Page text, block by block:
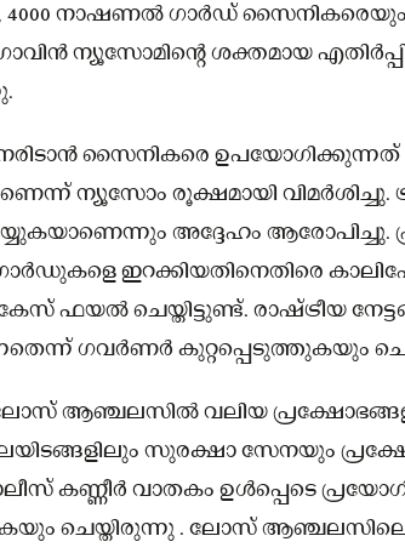
നാഷണൽ ഗാർഡ് സൈനികരെയും
ന്യൂസോമിന്റെ ശക്തമായ
സൈനികരെ
ന്യൂസോം രൂക്ഷമായി വിമർശിച്ചു.
അദ്ദേഹം ആരോപിച്ചു.
ഇറക്കിയതിനെതിരെ
ഫയൽ ചെയ്തിട്ടുണ്ട്. രാഷ്ട്രീയ
ഗവർണർ കുറ്റപ്പെടുത്തുകയും
ലോസ് ആഞ്ചലസിൽ വലിയ
സുരക്ഷാ സേനയും
കണ്ണീർ വാതകം ഉൾപ്പെടെ
ചെയ്തിരുന്നു . ലോസ്